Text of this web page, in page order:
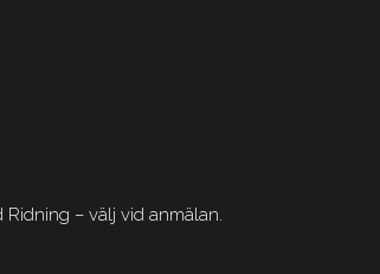
– välj vid anmälan.